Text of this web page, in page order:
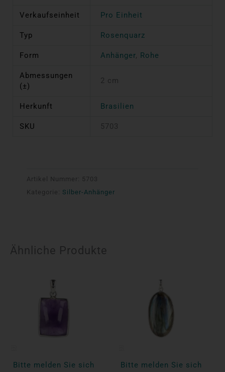
Verkaufseinheit Pro Einheit
Typ Rosenquarz
Form Anhänger, Rohe
Abmessungen
(±)
2 cm
Herkunft Brasilien
SKU 5703
Artikel Nummer:
5703
Kategorie:
Silber-Anhänger
Ähnliche Produkte
Bitte melden Sie sich Bitte melden Sie sich